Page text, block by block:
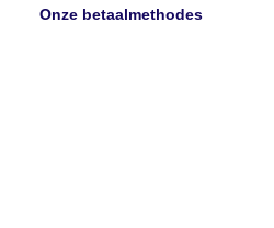
Onze betaalmethodes